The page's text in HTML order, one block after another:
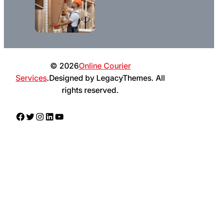
© 2026Online Courier
Services.Designed by LegacyThemes. All
rights reserved.
Facebook
Twitter
Instagram
LinkedIn
YouTube